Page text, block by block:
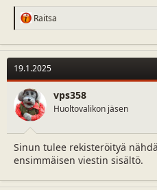
R
e
c
t
i
o
n
s
:
Raitsa
19.1.2025
vps358
Huoltovalikon jäsen
Sinun tulee rekisteröityä
ensimmäisen viestin sisältö.